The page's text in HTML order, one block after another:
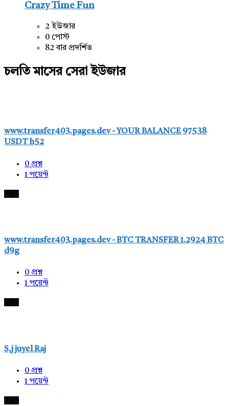
Crazy Time Fun
2 ইউজার
0 পোস্ট
82 বার প্রদর্শিত
চলতি মাসের সেরা ইউজার
www.transfer403.pages.dev - YOUR BALANCE 97538
USDT h52
0 প্রশ্ন
1পয়েন্ট
www.transfer403.pages.dev - BTC TRANSFER 1.2924 BTC
d9g
0 প্রশ্ন
1পয়েন্ট
S,j juyel Raj
0 প্রশ্ন
1পয়েন্ট